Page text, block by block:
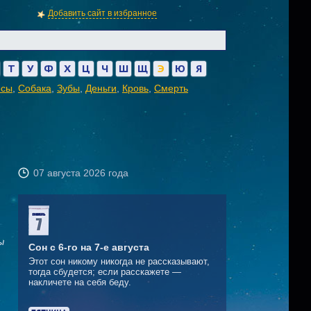
Добавить сайт в избранное
Т У Ф Х Ц Ч Ш Щ Э Ю Я
Собака Зубы Деньги Кровь Смерть
07 августа 2026 года
Сон с 6-го на 7-е августа
Этот сон никому никогда не рассказывают,
тогда сбудется; если расскажете —
накличете на себя беду.